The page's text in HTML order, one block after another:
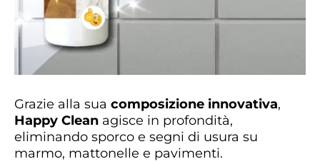
Grazie alla sua composizione innovativa,
Happy Clean agisce in profondità,
eliminando sporco e segni di usura su
marmo, mattonelle e pavimenti.